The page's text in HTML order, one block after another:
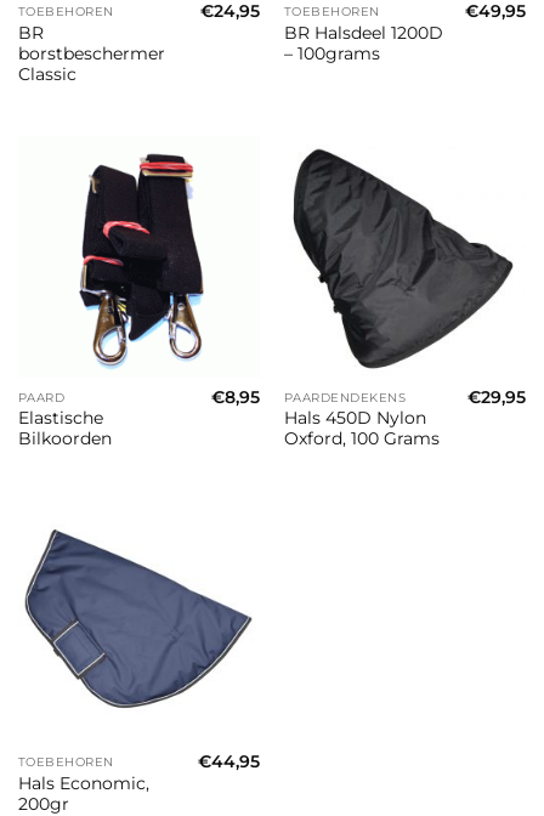
TOEBEHOREN
BR
borstbeschermer
Classic
€24,95 TOEBEHOREN
BR Halsdeel 1200D
– 100grams
€49,95
PAARD
Elastische
Bilkoorden
€8,95 PAARDENDEKENS
Hals 450D Nylon
Oxford, 100 Grams
€29,95
TOEBEHOREN
Hals Economic,
200gr
€44,95